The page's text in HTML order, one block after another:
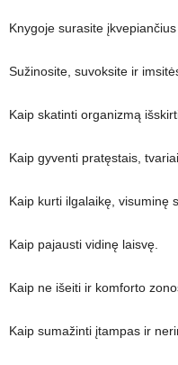
Knygoje surasite
Sužinosite, suvoksite ir
Kaip skatinti organizmą
Kaip gyventi pratęstais,
Kaip kurti ilgalaikę, visuminę
Kaip pajausti vidinę laisvę.
Kaip ne išeiti ir komforto
Kaip sumažinti įtampas ir